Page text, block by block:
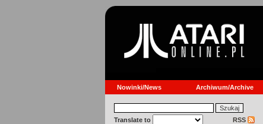
Nowinki/News Archiwum/Archive
Translate to RSS